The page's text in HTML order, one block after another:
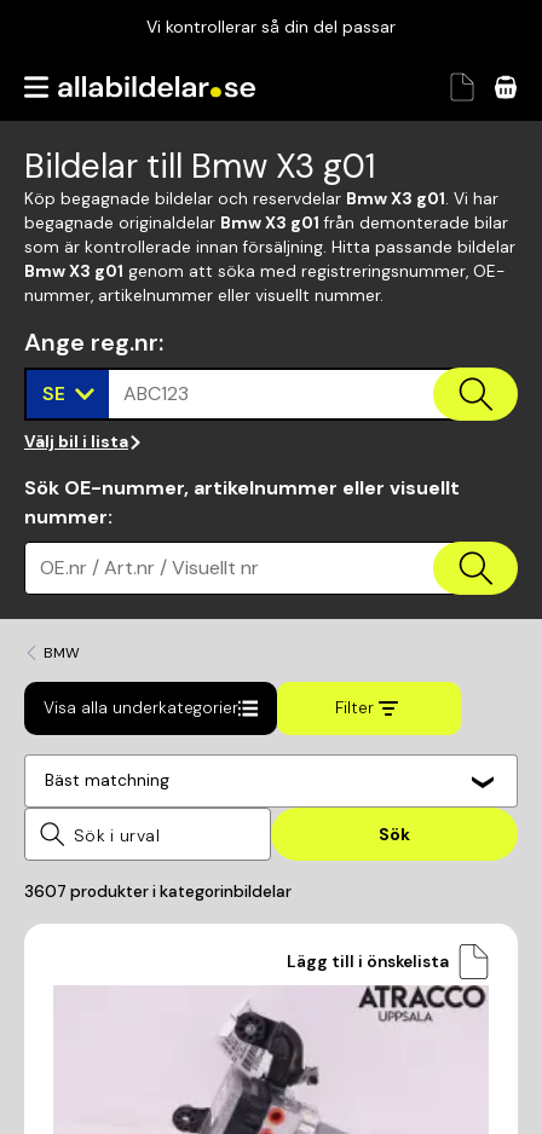
Vi kontrollerar så din del passar
Garanterad passform
Vi kontrollerar så din del passar
Bildelar till Bmw X3 g01
Köp begagnade bildelar och reservdelar Bmw X3 g01. Vi har
begagnade originaldelar Bmw X3 g01 från demonterade bilar
som är kontrollerade innan försäljning. Hitta passande bildelar
Bmw X3 g01 genom att söka med registreringsnummer, OE-
nummer, artikelnummer eller visuellt nummer.
Ange reg.nr:
SE ABC123
Välj bil i lista
Sök OE-nummer, artikelnummer eller visuellt
nummer:
OE.nr / Art.nr / Visuellt nr
BMW
Visa alla underkategorier Filter
Bäst matchning
Sök
3607 produkter i kategorinbildelar
Lägg till i önskelista